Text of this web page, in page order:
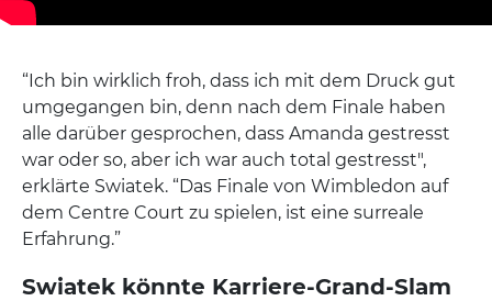
“Ich bin wirklich froh, dass ich mit dem Druck gut
umgegangen bin, denn nach dem Finale haben
alle darüber gesprochen, dass Amanda gestresst
war oder so, aber ich war auch total gestresst",
erklärte Swiatek. “Das Finale von Wimbledon auf
dem Centre Court zu spielen, ist eine surreale
Erfahrung.”
Swiatek könnte Karriere-Grand-Slam